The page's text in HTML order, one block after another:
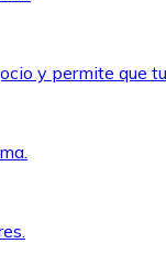
y permite que